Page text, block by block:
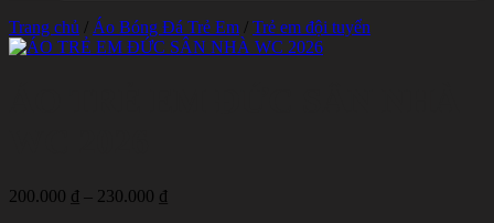
Trang chủ / Áo Bóng Đá Trẻ Em / Trẻ em đội tuyển
200.000 ₫ – 230.000 ₫